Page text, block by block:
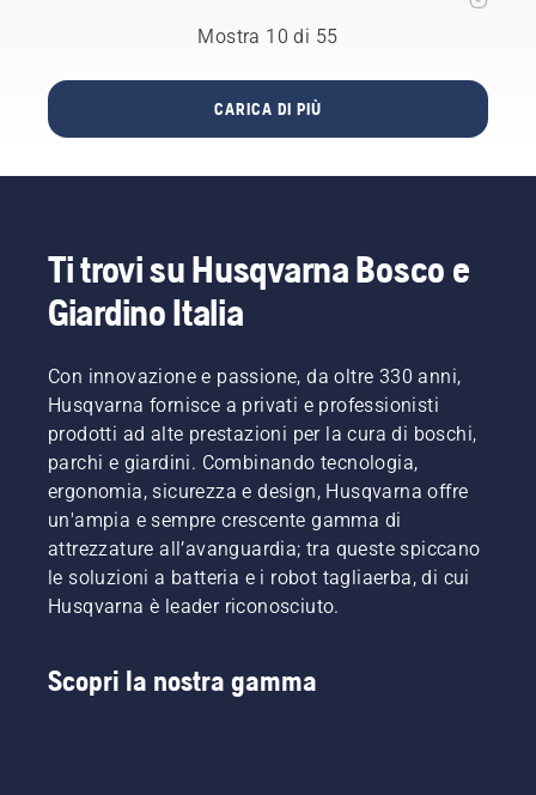
nel
settore
delle
mondo
la nostra
prima
motosega.
Mostra 10 di 55
CARICA DI PIÙ
Ti trovi su Husqvarna Bosco e
Giardino Italia
Con innovazione e passione, da oltre 330 anni,
Husqvarna fornisce a privati e professionisti
prodotti ad alte prestazioni per la cura di boschi,
parchi e giardini. Combinando tecnologia,
ergonomia, sicurezza e design, Husqvarna offre
un'ampia e sempre crescente gamma di
attrezzature all’avanguardia; tra queste spiccano
le soluzioni a batteria e i robot tagliaerba, di cui
Husqvarna è leader riconosciuto.
Scopri la nostra gamma